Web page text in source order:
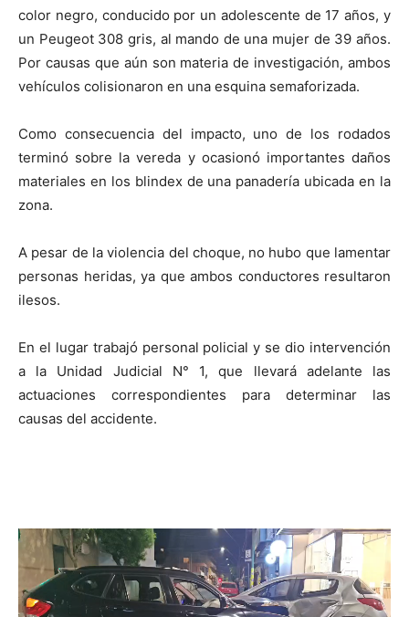
color negro, conducido por un adolescente de 17 años, y
un Peugeot 308 gris, al mando de una mujer de 39 años.
Por causas que aún son materia de investigación, ambos
vehículos colisionaron en una esquina semaforizada.
Como consecuencia del impacto, uno de los rodados
terminó sobre la vereda y ocasionó importantes daños
materiales en los blindex de una panadería ubicada en la
zona.
A pesar de la violencia del choque, no hubo que lamentar
personas heridas, ya que ambos conductores resultaron
ilesos.
En el lugar trabajó personal policial y se dio intervención
a la Unidad Judicial N° 1, que llevará adelante las
actuaciones correspondientes para determinar las
causas del accidente.